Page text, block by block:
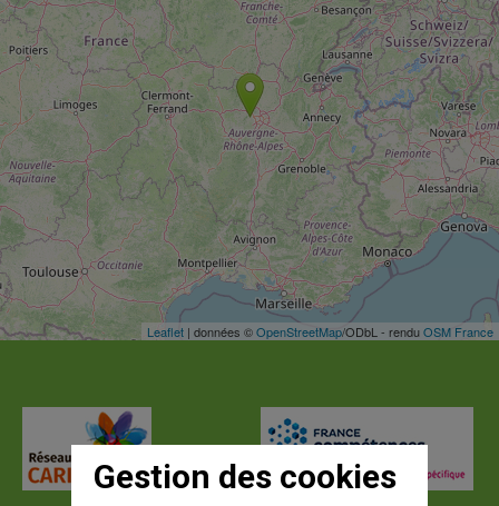
Leaflet | données ©OpenStreetMap/ODbL - renduOSM France
Gestion des cookies